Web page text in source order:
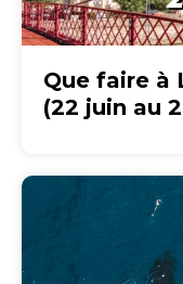
Que faire à
(22 juin au